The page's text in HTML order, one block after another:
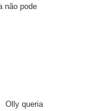
não pode
Olly queria